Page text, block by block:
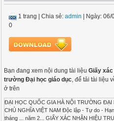
1 trang |Chia sẻ:admin | Ngày:
0
Bạn đang xem nội dung tài liệuGiấy
trường Đại học giáo dục, để tải tài liệu
ở trên
ĐẠI HỌC QUỐC GIA HÀ NỘI TRƯỜNG ĐẠI
CHỦ NGHĨA VIỆT NAM Độc lập - Tự do -
tháng ... năm 2... GIẤY XÁC NHẬN HIỆU